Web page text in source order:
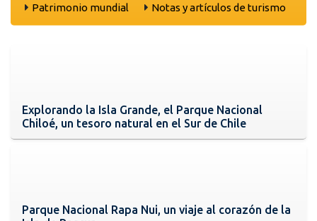
Patrimonio mundial
Notas y artículos de turismo
Explorando la Isla Grande, el Parque Nacional
Chiloé, un tesoro natural en el Sur de Chile
Parque Nacional Rapa Nui, un viaje al corazón de la